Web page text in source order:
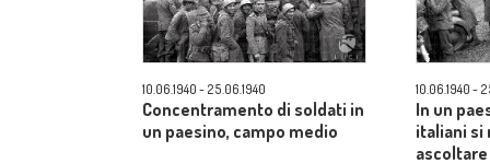
10.06.1940 - 25.06.1940
Concentramento di soldati in
un paesino, campo medio
10.06.1940 -
In un
italiani si